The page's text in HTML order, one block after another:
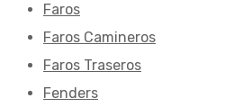
Faros
Faros Camineros
Faros Traseros
Fenders